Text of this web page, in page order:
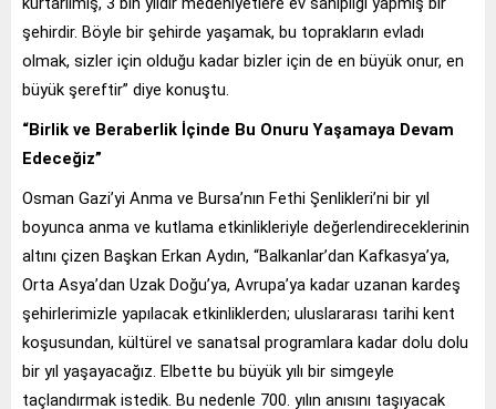
şehirdir. Böyle bir şehirde yaşamak, bu toprakların evladı
olmak, sizler için olduğu kadar bizler için de en büyük onur, en
büyük şereftir” diye konuştu.
“Birlik ve Beraberlik İçinde Bu Onuru Yaşamaya Devam
Edeceğiz”
Osman Gazi’yi Anma ve Bursa’nın Fethi Şenlikleri’ni bir yıl
boyunca anma ve kutlama etkinlikleriyle değerlendireceklerinin
altını çizen Başkan Erkan Aydın, “Balkanlar’dan Kafkasya’ya,
Orta Asya’dan Uzak Doğu’ya, Avrupa’ya kadar uzanan kardeş
şehirlerimizle yapılacak etkinliklerden; uluslararası tarihi kent
koşusundan, kültürel ve sanatsal programlara kadar dolu dolu
bir yıl yaşayacağız. Elbette bu büyük yılı bir simgeyle
taçlandırmak istedik. Bu nedenle 700. yılın anısını taşıyacak